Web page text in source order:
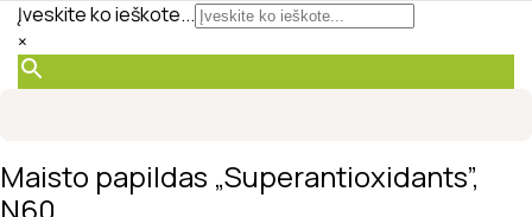
Įveskite ko ieškote...
×
Maisto papildas „Superantioxidants”,